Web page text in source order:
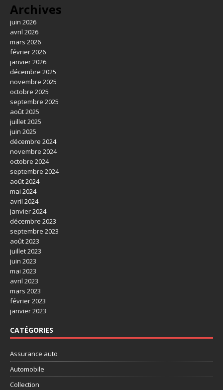
Archives
juin 2026
avril 2026
mars 2026
février 2026
janvier 2026
décembre 2025
novembre 2025
octobre 2025
septembre 2025
août 2025
juillet 2025
juin 2025
décembre 2024
novembre 2024
octobre 2024
septembre 2024
août 2024
mai 2024
avril 2024
janvier 2024
décembre 2023
septembre 2023
août 2023
juillet 2023
juin 2023
mai 2023
avril 2023
mars 2023
février 2023
janvier 2023
CATÉGORIES
Assurance auto
Automobile
Collection